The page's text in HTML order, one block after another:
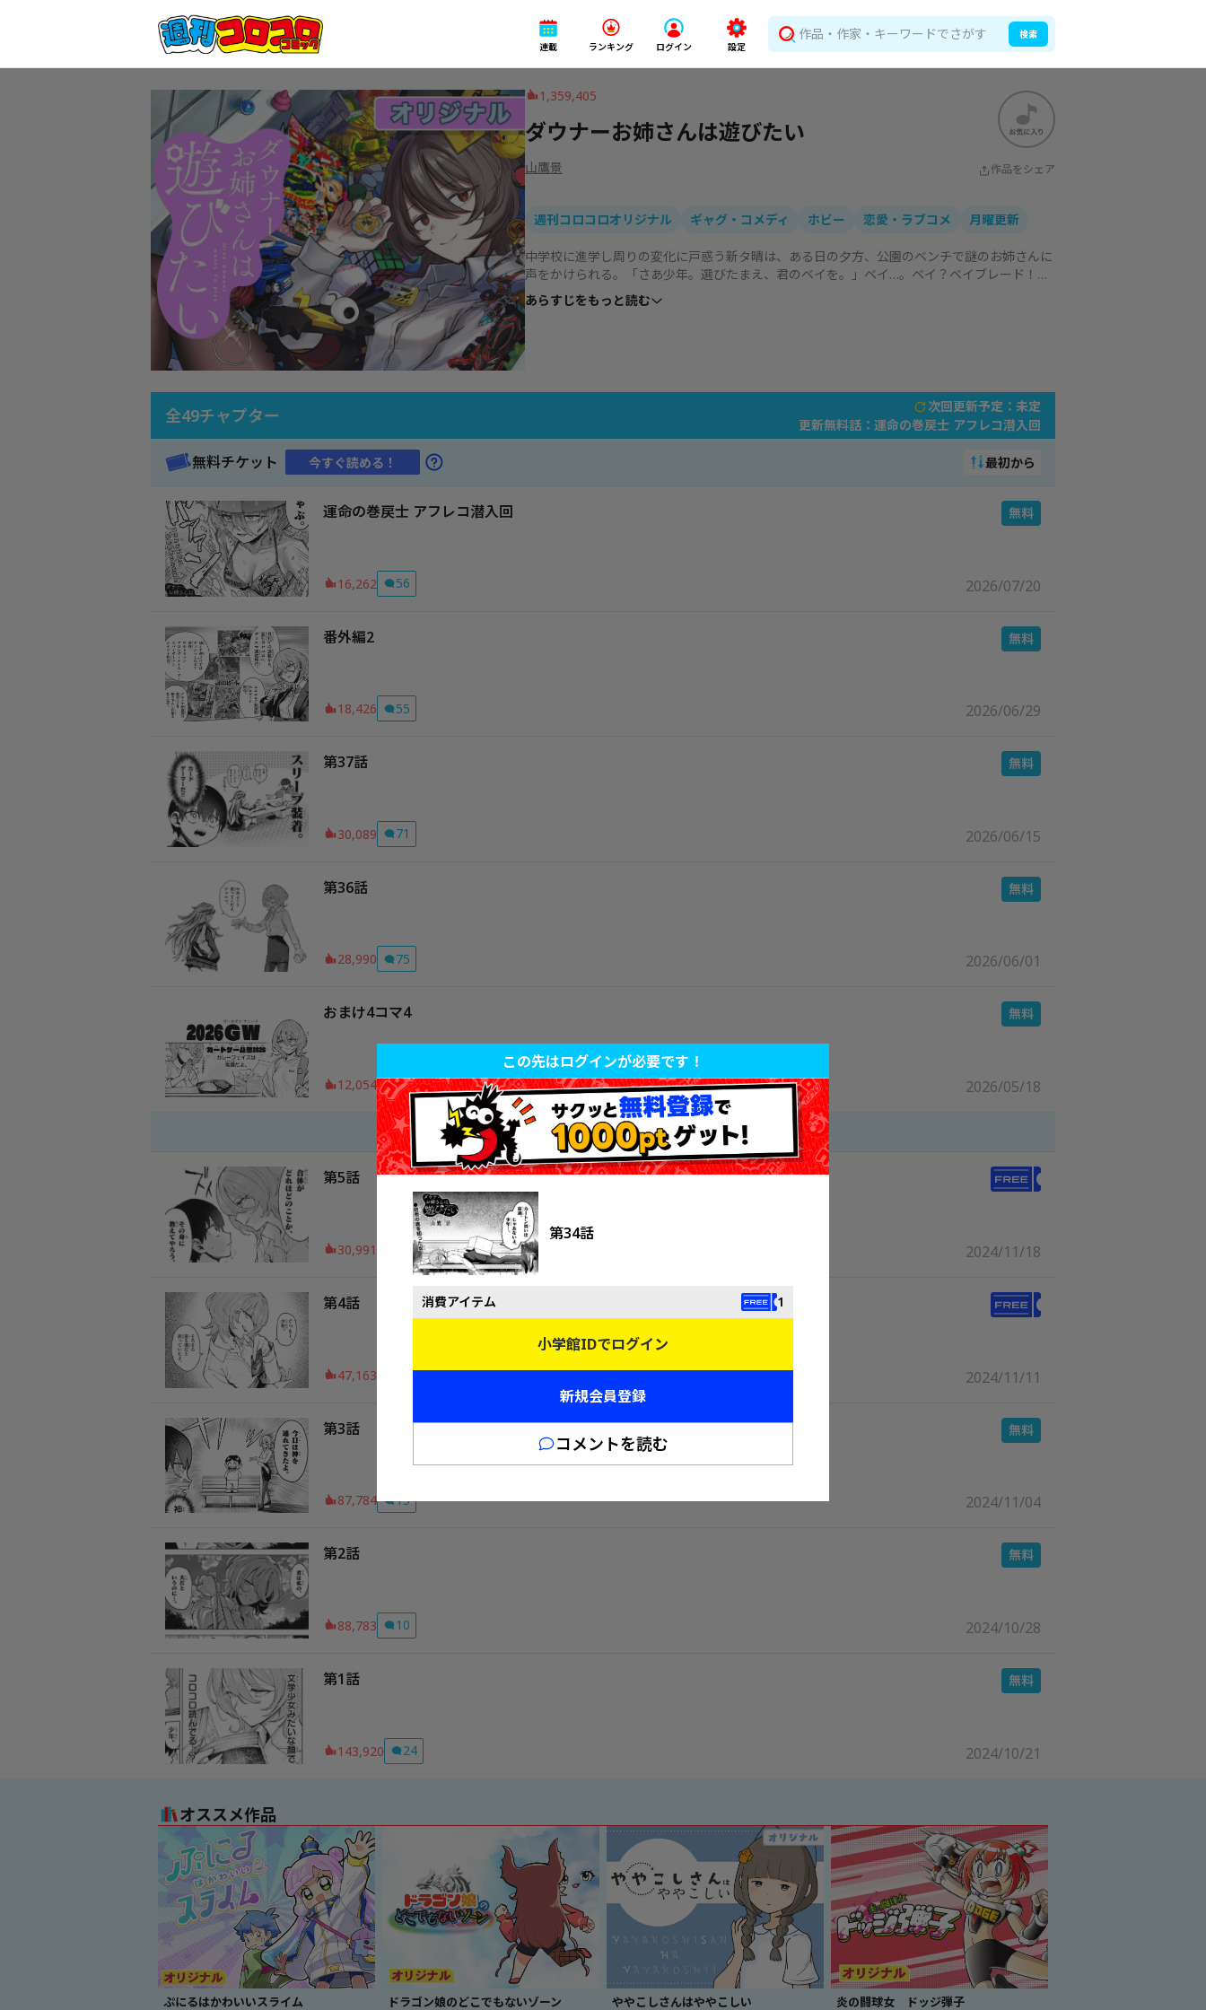
連載 ランキング ログイン 設定
検索
1,359,405
ダウナーお姉さんは遊びたい
山鷹景 作品をシェア
週刊コロコロオリジナル ギャグ・コメディ ホビー 恋愛・ラブコメ 月曜更新
中学校に進学し周りの変化に戸惑う新タ晴は、ある日の夕方、公園のベンチで謎のお姉さんに
声をかけられる。「さあ少年。選びたまえ、君のベイを。」ベイ…。ベイ？ベイブレード！？
お姉さんの正体は、この世の何よりもホビーを愛するコロコロ現役読者だったのだ！夕焼け空
とコロコロがよく似合う「少年」呼びのダウナーお姉さんとの、本格ホビーコメディ！
あらすじをもっと読む
全49チャプター
次回更新予定：未定
更新無料話： 運命の巻戻士 アフレコ潜入回
無料チケット 今すぐ読める！ 最初から
運命の巻戻士 アフレコ潜入回
16,262 56 2026/07/20
番外編2
18,426 55 2026/06/29
第37話
30,089 71 2026/06/15
第36話
28,990 75 2026/06/01
おまけ4コマ4
12,054 23 2026/05/18
途中話を表示する
第5話
30,991 2024/11/18
第4話
47,163 2024/11/11
第3話
87,784 15 2024/11/04
第2話
88,783 10 2024/10/28
第1話
143,920 24 2024/10/21
この先はログインが必要です！
第34話
消費アイテム 1
小学館IDでログイン
新規会員登録
コメントを読む
オススメ作品
ぷにるはかわいいスライム ドラゴン娘のどこでもないゾーン ややこしさんはややこしい 炎の闘球女 ドッジ弾子